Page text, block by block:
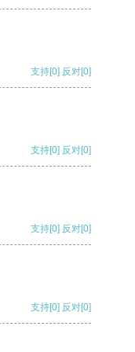
支持[0] 反对[0]
支持[0] 反对[0]
支持[0] 反对[0]
支持[0] 反对[0]